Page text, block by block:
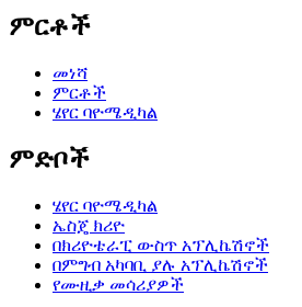
ምርቶች
መነሻ
ምርቶች
ሄየር ባዮሜዲካል
ምድቦች
ሄየር ባዮሜዲካል
ኤስጄ ክሪዮ
በክሪዮቴራፒ ውስጥ አፕሊኬሽኖች
በምግብ አካባቢ ያሉ አፕሊኬሽኖች
የሙዚቃ መሳሪያዎች